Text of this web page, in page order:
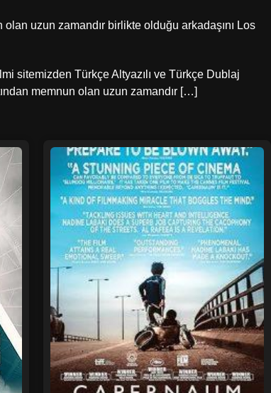
uzun zamandır birlikte olduğu arkadaşını Los
sitemizden Türkçe Altyazılı ve Türkçe Dublaj
memnun olan uzun zamandır […]